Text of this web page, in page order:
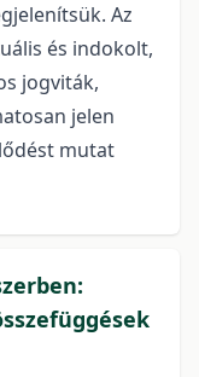
Az
és indokolt,
jogviták,
jelen
mutat